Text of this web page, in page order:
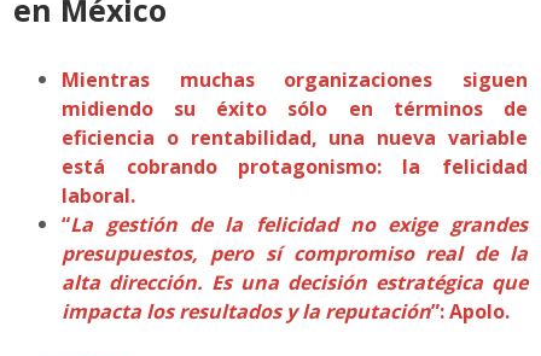
en México
Mientras muchas organizaciones siguen
midiendo su éxito sólo en términos de
eficiencia o rentabilidad, una nueva variable
está cobrando protagonismo: la felicidad
laboral.
“La gestión de la felicidad no exige grandes
presupuestos, pero sí compromiso real de la
alta dirección. Es una decisión estratégica que
impacta los resultados y la reputación”: Apolo.